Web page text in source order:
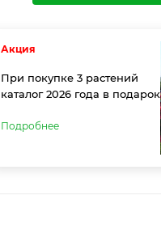
Акция
При покупке 3 растений
каталог 2026 года в подарок
Подробнее